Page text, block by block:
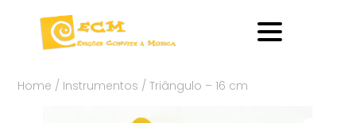
Home / Instrumentos / Triângulo – 16 cm